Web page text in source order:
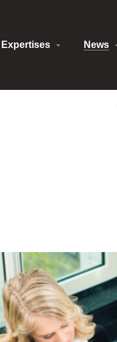
Expertises News